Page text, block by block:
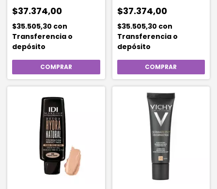
$37.374,00
$35.505,30 con
Transferencia o
depósito
$37.374,00
$35.505,30 con
Transferencia o
depósito